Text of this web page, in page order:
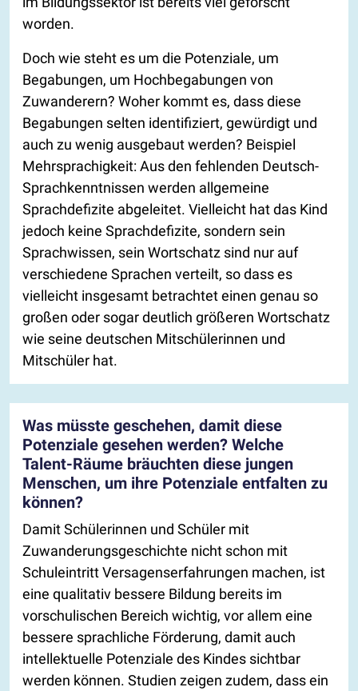
worden.
Doch wie steht es um die Potenziale, um
Begabungen, um Hochbegabungen von
Zuwanderern? Woher kommt es, dass diese
Begabungen selten identifiziert, gewürdigt und
auch zu wenig ausgebaut werden? Beispiel
Mehrsprachigkeit: Aus den fehlenden Deutsch-
Sprachkenntnissen werden allgemeine
Sprachdefizite abgeleitet. Vielleicht hat das Kind
jedoch keine Sprachdefizite, sondern sein
Sprachwissen, sein Wortschatz sind nur auf
verschiedene Sprachen verteilt, so dass es
vielleicht insgesamt betrachtet einen genau so
großen oder sogar deutlich größeren Wortschatz
wie seine deutschen Mitschülerinnen und
Mitschüler hat.
Was müsste geschehen, damit diese
Potenziale gesehen werden? Welche
Talent-Räume bräuchten diese jungen
Menschen, um ihre Potenziale entfalten zu
können?
Damit Schülerinnen und Schüler mit
Zuwanderungsgeschichte nicht schon mit
Schuleintritt Versagenserfahrungen machen, ist
eine qualitativ bessere Bildung bereits im
vorschulischen Bereich wichtig, vor allem eine
bessere sprachliche Förderung, damit auch
intellektuelle Potenziale des Kindes sichtbar
werden können. Studien zeigen zudem, dass ein